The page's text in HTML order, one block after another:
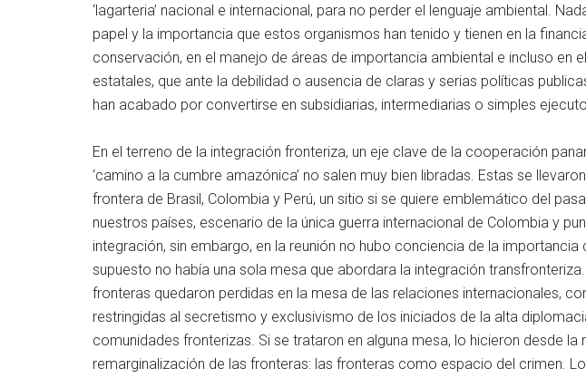
‘lagarteria’ nacional e internacional, para no perder el lenguaje ambiental.
papel y la importancia que estos organismos han tenido y tienen en la
conservación, en el manejo de áreas de importancia ambiental e incluso en
estatales, que ante la debilidad o ausencia de claras y serias políticas
han acabado por convertirse en subsidiarias, intermediarias o simples
En el terreno de la integración fronteriza, un eje clave de la cooperación
‘camino a la cumbre amazónica’ no salen muy bien libradas. Estas se
frontera de Brasil, Colombia y Perú, un sitio si se quiere emblemático del
nuestros países, escenario de la única guerra internacional de Colombia y
integración, sin embargo, en la reunión no hubo conciencia de la
supuesto no había una sola mesa que abordara la integración
fronteras quedaron perdidas en la mesa de las relaciones internacionales,
restringidas al secretismo y exclusivismo de los iniciados de la alta
comunidades fronterizas. Si se trataron en alguna mesa, lo hicieron desde la
remarginalización de las fronteras: las fronteras como espacio del crimen.